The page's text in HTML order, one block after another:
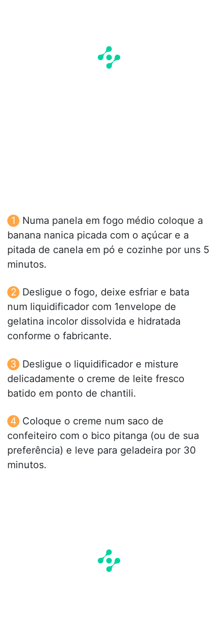
Numa panela em fogo médio coloque a
banana nanica picada com o açúcar e a
pitada de canela em pó e cozinhe por uns 5
minutos.
Desligue o fogo, deixe esfriar e bata
num liquidificador com 1envelope de
gelatina incolor dissolvida e hidratada
conforme o fabricante.
Desligue o liquidificador e misture
delicadamente o creme de leite fresco
batido em ponto de chantili.
Coloque o creme num saco de
confeiteiro com o bico pitanga (ou de sua
preferência) e leve para geladeira por 30
minutos.